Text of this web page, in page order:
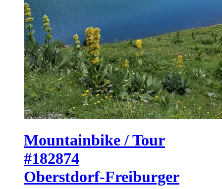
Mountainbike / Tour
#182874
Oberstdorf-Freiburger